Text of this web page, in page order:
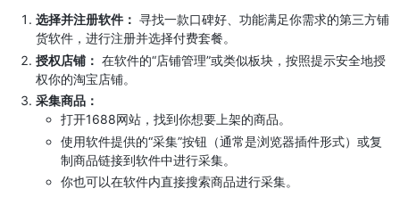
选择并注册软件： 寻找一款口碑好、功能满足你需求的第三方铺
货软件，进行注册并选择付费套餐。
授权店铺： 在软件的“店铺管理”或类似板块，按照提示安全地授
权你的淘宝店铺。
采集商品：
打开1688网站，找到你想要上架的商品。
使用软件提供的“采集”按钮（通常是浏览器插件形式）或复
制商品链接到软件中进行采集。
你也可以在软件内直接搜索商品进行采集。